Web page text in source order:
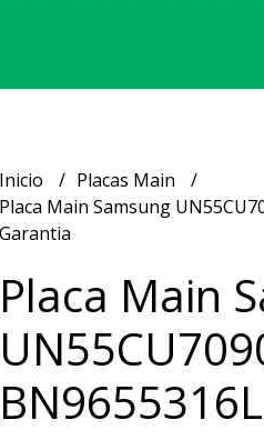
Inicio
Placas Main
Placa Main Samsung
Garantia
Placa Main